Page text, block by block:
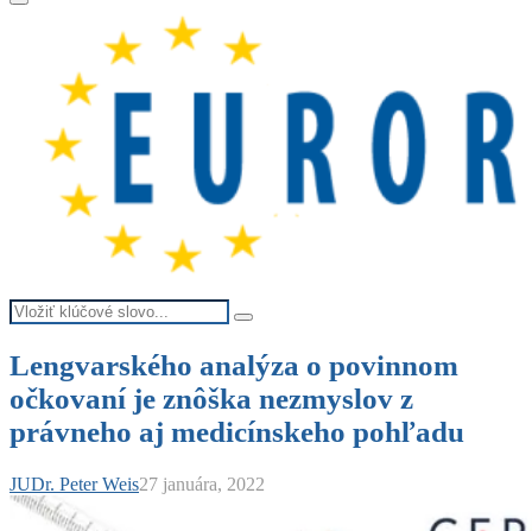
Primary
Search
for:
Search
Lengvarského analýza o povinnom
očkovaní je znôška nezmyslov z
právneho aj medicínskeho pohľadu
JUDr. Peter Weis27 januára, 2022